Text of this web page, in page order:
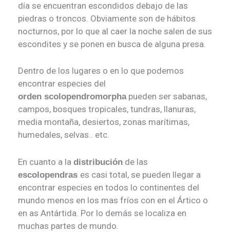
día se encuentran escondidos debajo de las
piedras o troncos. Obviamente son de hábitos
nocturnos, por lo que al caer la noche salen de sus
escondites y se ponen en busca de alguna presa.
Dentro de los lugares o en lo que podemos
encontrar especies del
orden scolopendromorphapueden ser sabanas,
campos, bosques tropicales, tundras, llanuras,
media montaña, desiertos, zonas marítimas,
humedales, selvas.. etc.
En cuanto a la distribución de las
escolopendras es casi total, se pueden llegar a
encontrar especies en todos lo continentes del
mundo menos en los mas fríos con en el Ártico o
en as Antártida. Por lo demás se localiza en
muchas partes de mundo.